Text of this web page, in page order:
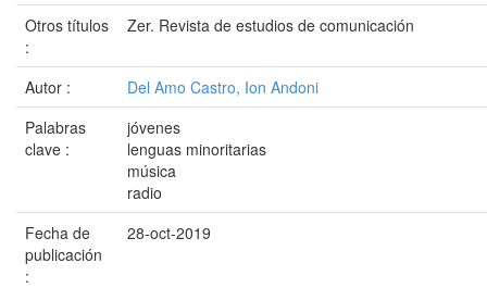
Otros títulos
:
Zer. Revista de estudios de comunicación
Autor :
Del Amo Castro, Ion Andoni
Palabras
clave :
jóvenes
lenguas minoritarias
música
radio
Fecha de
publicación
:
28-oct-2019